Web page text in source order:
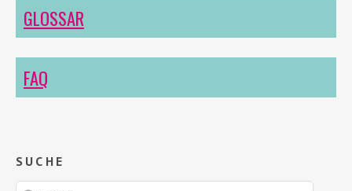
GLOSSAR
FAQ
SUCHE